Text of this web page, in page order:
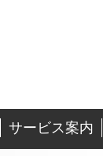
サービス案内